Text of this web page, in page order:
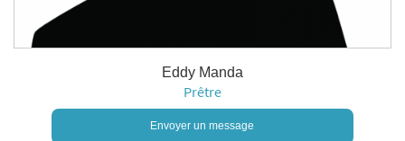
Eddy Manda
Prêtre
Envoyer un message